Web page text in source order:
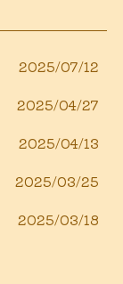
2025/07/12
2025/04/27
2025/04/13
2025/03/25
2025/03/18